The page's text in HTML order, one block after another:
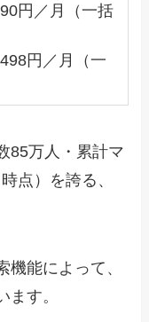
円／月（一括
円／月（一
85万人・累計マ
点）を誇る、
能によって、
す。